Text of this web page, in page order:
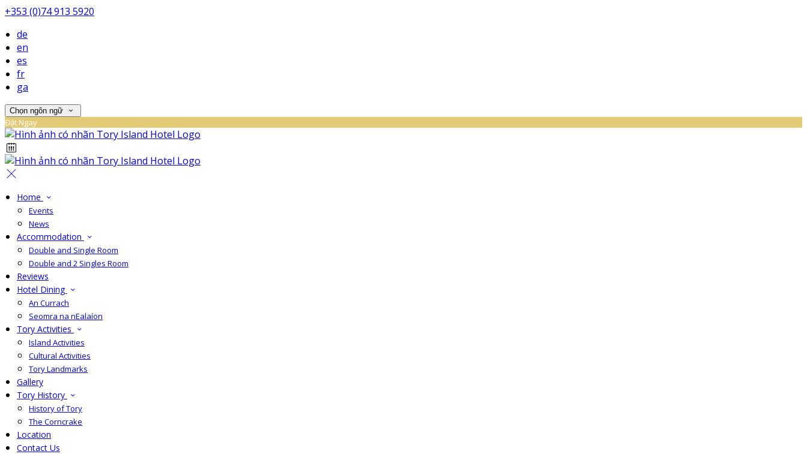
+353 (0)74 913 5920
de
en
es
fr
ga
Chọn ngôn ngữ
Đặt Ngay
Home
Events
News
Accommodation
Double and Single Room
Double and 2 Singles Room
Reviews
Hotel Dining
An Currach
Seomra na nEalaíon
Tory Activities
Island Activities
Cultural Activities
Tory Landmarks
Gallery
Tory History
History of Tory
The Corncrake
Location
Contact Us